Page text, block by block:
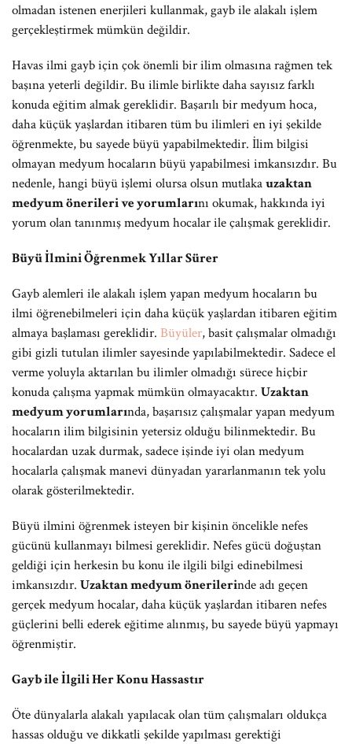
olmadan istenen enerjileri kullanmak, gayb ile alakalı işlem
gerçekleştirmek mümkün değildir.
Havas ilmi gayb için çok önemli bir ilim olmasına rağmen tek
başına yeterli değildir. Bu ilimle birlikte daha sayısız farklı
konuda eğitim almak gereklidir. Başarılı bir medyum hoca,
daha küçük yaşlardan itibaren tüm bu ilimleri en iyi şekilde
öğrenmekte, bu sayede büyü yapabilmektedir. İlim bilgisi
olmayan medyum hocaların büyü yapabilmesi imkansızdır. Bu
nedenle, hangi büyü işlemi olursa olsun mutlakauzaktan
medyum önerileri ve yorumlarını okumak, hakkında iyi
yorum olan tanınmış medyum hocalar ile çalışmak gereklidir.
Büyü İlmini Öğrenmek Yıllar Sürer
Gayb alemleri ile alakalı işlem yapan medyum hocaların bu
ilmi öğrenebilmeleri için daha küçük yaşlardan itibaren eğitim
almaya başlaması gereklidir. Büyüler, basit çalışmalar olmadığı
gibi gizli tutulan ilimler sayesinde yapılabilmektedir. Sadece el
verme yoluyla aktarılan bu ilimler olmadığı sürece hiçbir
konuda çalışma yapmak mümkün olmayacaktır. Uzaktan
medyum yorumlarında, başarısız çalışmalar yapan medyum
hocaların ilim bilgisinin yetersiz olduğu bilinmektedir. Bu
hocalardan uzak durmak, sadece işinde iyi olan medyum
hocalarla çalışmak manevi dünyadan yararlanmanın tek yolu
olarak gösterilmektedir.
Büyü ilmini öğrenmek isteyen bir kişinin öncelikle nefes
gücünü kullanmayı bilmesi gereklidir. Nefes gücü doğuştan
geldiği için herkesin bu konu ile ilgili bilgi edinebilmesi
imkansızdır. Uzaktan medyum önerilerinde adı geçen
gerçek medyum hocalar, daha küçük yaşlardan itibaren nefes
güçlerini belli ederek eğitime alınmış, bu sayede büyü yapmayı
öğrenmiştir.
Gayb ile İlgili Her Konu Hassastır
Öte dünyalarla alakalı yapılacak olan tüm çalışmaları oldukça
hassas olduğu ve dikkatli şekilde yapılması gerektiği